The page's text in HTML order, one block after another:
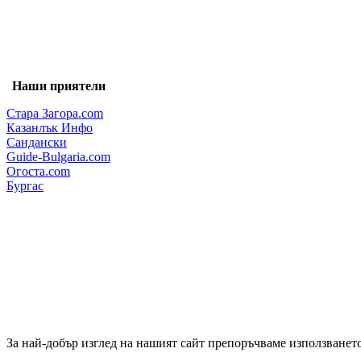
Наши приятели
Стара Загора.com
Казанлък Инфо
Сандански
Guide-Bulgaria.com
Огоста.com
Бургас
За най-добър изглед на нашият сайт препоръчваме